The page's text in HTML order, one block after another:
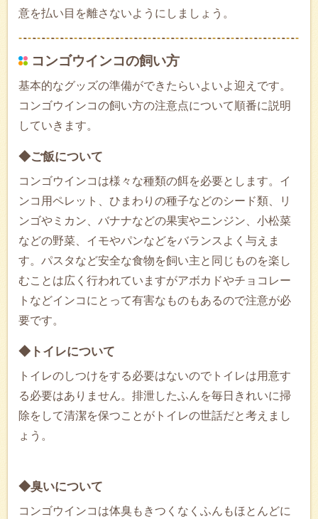
意を払い目を離さないようにしましょう。
コンゴウインコの飼い方
基本的なグッズの準備ができたらいよいよ迎えです。
コンゴウインコの飼い方の注意点について順番に説明
していきます。
◆ご飯について
コンゴウインコは様々な種類の餌を必要とします。イ
ンコ用ペレット、ひまわりの種子などのシード類、リ
ンゴやミカン、バナナなどの果実やニンジン、小松菜
などの野菜、イモやパンなどをバランスよく与えま
す。パスタなど安全な食物を飼い主と同じものを楽し
むことは広く行われていますがアボカドやチョコレー
トなどインコにとって有害なものもあるので注意が必
要です。
◆トイレについて
トイレのしつけをする必要はないのでトイレは用意す
る必要はありません。排泄したふんを毎日きれいに掃
除をして清潔を保つことがトイレの世話だと考えまし
ょう。
◆臭いについて
コンゴウインコは体臭もきつくなくふんもほとんどに